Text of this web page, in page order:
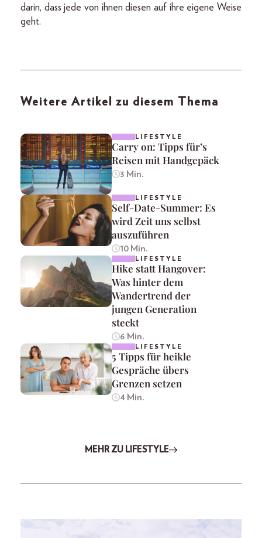
darin, dass jede von ihnen diesen auf ihre eigene Weise
geht.
Weitere Artikel zu diesem Thema
LIFESTYLE
Carry on: Tipps für’s
Reisen mit Handgepäck
3 Min.
LIFESTYLE
Self-Date-Summer: Es
wird Zeit uns selbst
auszuführen
10 Min.
LIFESTYLE
Hike statt Hangover:
Was hinter dem
Wandertrend der
jungen Generation
steckt
6 Min.
LIFESTYLE
5 Tipps für heikle
Gespräche übers
Grenzen setzen
4 Min.
MEHR ZU LIFESTYLE